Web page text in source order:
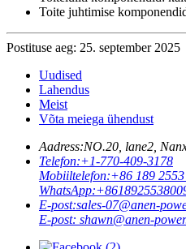
Toite juhtimise
Postituse aeg: 25. september 2025
Uudised
Lahendus
Meist
Võta meiega ühendust
Aadress:NO.20, lane2,
Telefon:+1-770-409-3178
Mobiiltelefon:+86 189
WhatsApp:
E-post:sales-07@anen-
E-post: shawn@anen-